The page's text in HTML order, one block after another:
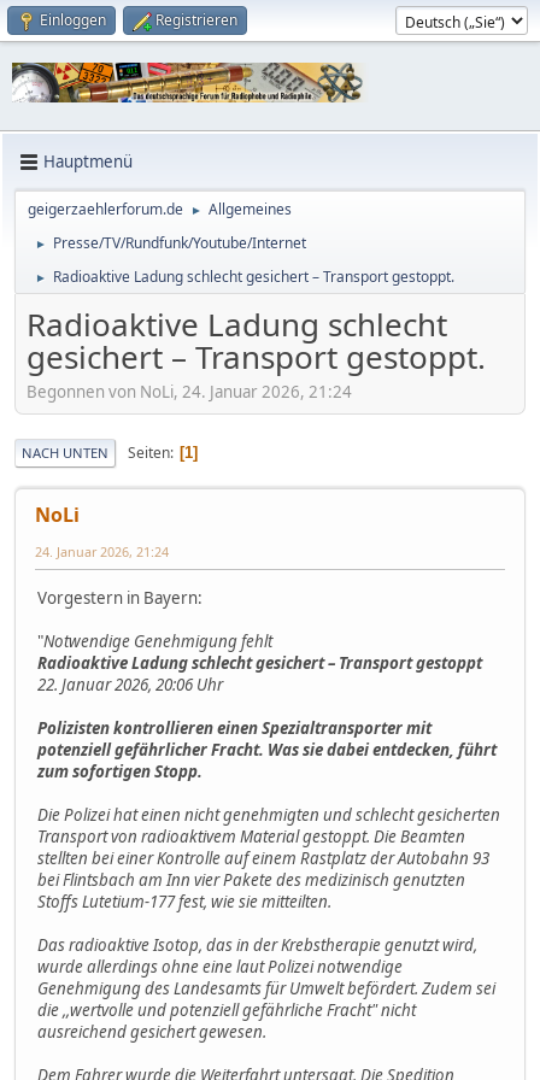
Einloggen Registrieren
Hauptmenü
geigerzaehlerforum.de ► Allgemeines
► Presse/TV/Rundfunk/Youtube/Internet
► Radioaktive Ladung schlecht gesichert – Transport gestoppt.
Radioaktive Ladung schlecht
gesichert – Transport gestoppt.
Begonnen von NoLi, 24. Januar 2026, 21:24
NACH UNTEN Seiten 1
NoLi
24. Januar 2026, 21:24
Vorgestern in Bayern:
"Notwendige Genehmigung fehlt
Radioaktive Ladung schlecht gesichert – Transport gestoppt
22. Januar 2026, 20:06 Uhr
Polizisten kontrollieren einen Spezialtransporter mit
potenziell gefährlicher Fracht. Was sie dabei entdecken, führt
zum sofortigen Stopp.
Die Polizei hat einen nicht genehmigten und schlecht gesicherten
Transport von radioaktivem Material gestoppt. Die Beamten
stellten bei einer Kontrolle auf einem Rastplatz der Autobahn 93
bei Flintsbach am Inn vier Pakete des medizinisch genutzten
Stoffs Lutetium-177 fest, wie sie mitteilten.
Das radioaktive Isotop, das in der Krebstherapie genutzt wird,
wurde allerdings ohne eine laut Polizei notwendige
Genehmigung des Landesamts für Umwelt befördert. Zudem sei
die ,,wertvolle und potenziell gefährliche Fracht" nicht
ausreichend gesichert gewesen.
Dem Fahrer wurde die Weiterfahrt untersagt. Die Spedition